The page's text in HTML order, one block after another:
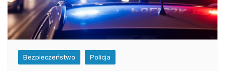
Bezpieczeństwo Policja